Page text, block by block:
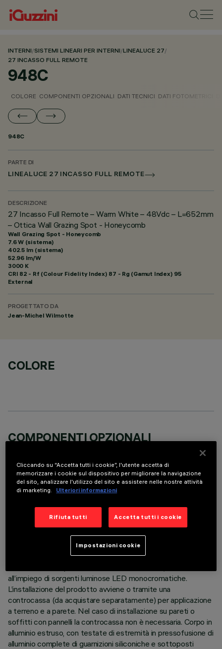
INTERNI/SISTEMI LINEARI PER INTERNI/LINEALUCE 27/
27 INCASSO FULL REMOTE
948C
COLORE COMPONENTI OPZIONALI DATI TECNICI DATI FOTOMETRICI
948C
PARTE DI
LINEALUCE 27 INCASSO FULL REMOTE
DESCRIZIONE
27 Incasso Full Remote – Warm White – 48Vdc – L=652mm
– Ottica Wall Grazing Spot - Honeycomb
Wall Grazing Spot - Honeycomb
7.6 W (sistema)
402.5 lm (sistema)
52.96 lm/W
3000 K
CRI 82 - Rf (Colour Fidelity Index) 87 - Rg (Gamut Index) 95
External
PROGETTATO DA
Jean-Michel Wilmotte
COLORE
COMPONENTI OPZIONALI
DATI TECNICI
all’impiego di sorgenti luminose LED monocromatiche.
L’installazione del prodotto avviene o tramite una
controcassa (da acquistare separatamente) per applicazione
a terreno e a parete. Nel caso di installazione su pareti o
soffitti con pannelli la controcassa non è necessaria. Corpo in
alluminio estruso, con testate di estremità in pressofusione di
alluminio complete di guarnizioni siliconiche e sottoposti
Cliccando su “Accetta tutti i cookie”, l'utente accetta di
memorizzare i cookie sul dispositivo per migliorare la navigazione
del sito, analizzare l'utilizzo del sito e assistere nelle nostre attività
di marketing.
Ulteriori informazioni
Rifiuta tutti Accetta tutti i cookie
Impostazioni cookie